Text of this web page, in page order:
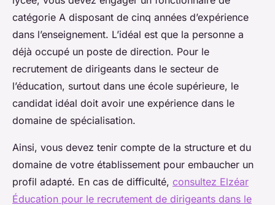
catégorie A disposant de cinq années d’expérience
dans l’enseignement. L’idéal est que la personne a
déjà occupé un poste de direction. Pour le
recrutement de dirigeants dans le secteur de
l’éducation, surtout dans une école supérieure, le
candidat idéal doit avoir une expérience dans le
domaine de spécialisation.
Ainsi, vous devez tenir compte de la structure et du
domaine de votre établissement pour embaucher un
profil adapté. En cas de difficulté, consultez Elzéar
Éducation pour le recrutement de dirigeants dans le